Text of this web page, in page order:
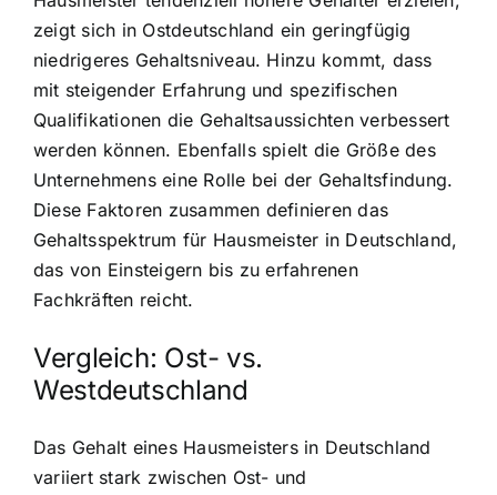
zeigt sich in Ostdeutschland ein geringfügig
niedrigeres Gehaltsniveau. Hinzu kommt, dass
mit steigender Erfahrung und spezifischen
Qualifikationen die Gehaltsaussichten verbessert
werden können. Ebenfalls spielt die Größe des
Unternehmens eine Rolle bei der Gehaltsfindung.
Diese Faktoren zusammen definieren das
Gehaltsspektrum für Hausmeister in Deutschland,
das von Einsteigern bis zu erfahrenen
Fachkräften reicht.
Vergleich: Ost- vs.
Westdeutschland
Das Gehalt eines Hausmeisters in Deutschland
variiert stark zwischen Ost- und